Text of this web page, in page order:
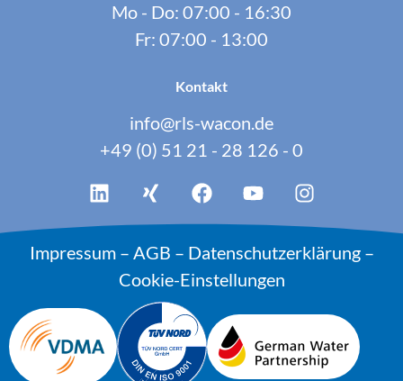
Mo - Do: 07:00 - 16:30
Fr: 07:00 - 13:00
Kontakt
info@rls-wacon.de
+49 (0) 51 21 - 28 126 - 0
Impressum– AGB – Datenschutzerklärung–
Cookie-Einstellungen